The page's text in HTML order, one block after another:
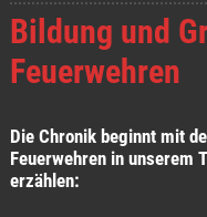
Bildung und
Feuerwehren
Die Chronik beginnt mit
Feuerwehren in unserem
erzählen: